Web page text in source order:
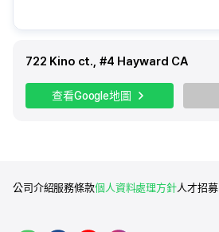
722 Kino ct., #4 Hayward CA
查看Google地圖
公司介紹服務條款個人資料處理方針人才招募